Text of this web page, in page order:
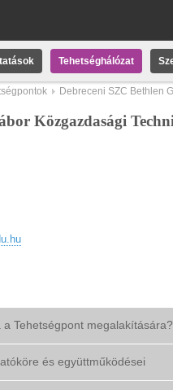
Tehetséghálózat
Debreceni SZC Bethlen
Közgazdasági
Tehetségpont megalakítására?
és együttműködései